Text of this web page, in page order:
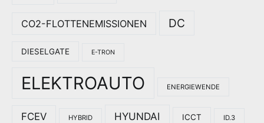
CO2-FLOTTENEMISSIONEN DC
DIESELGATE E-TRON
ELEKTROAUTO ENERGIEWENDE
FCEV HYBRID HYUNDAI ICCT ID.3